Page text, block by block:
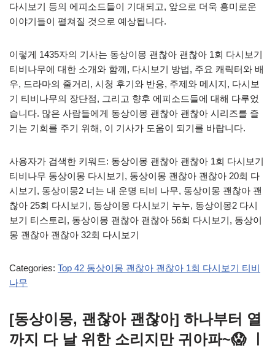
다시보기 등의 에피소드들이 기대되고, 앞으로 더욱 흥미로운
이야기들이 펼쳐질 것으로 예상됩니다.
이렇게 1435자의 기사는 동상이몽 괜찮아 괜찮아 1회 다시보기
티비나무에 대한 소개와 함께, 다시보기 방법, 주요 캐릭터와 배
우, 드라마의 줄거리, 시청 후기와 반응, 주제와 메시지, 다시보
기 티비나무의 장단점, 그리고 향후 에피소드들에 대해 다루었
습니다. 많은 사람들에게 동상이몽 괜찮아 괜찮아 시리즈를 즐
기는 기회를 주기 위해, 이 기사가 도움이 되기를 바랍니다.
사용자가 검색한 키워드: 동상이몽 괜찮아 괜찮아 1회 다시보기
티비나무 동상이몽 다시보기, 동상이몽 괜찮아 괜찮아 20회 다
시보기, 동상이몽2 너는 내 운명 티비 나무, 동상이몽 괜찮아 괜
찮아 25회 다시보기, 동상이몽 다시보기 누누, 동상이몽2 다시
보기 티스토리, 동상이몽 괜찮아 괜찮아 56회 다시보기, 동상이
몽 괜찮아 괜찮아 32회 다시보기
Categories: Top 42 동상이몽 괜찮아 괜찮아 1회 다시보기 티비
나무
[동상이몽, 괜찮아 괜찮아] 하나부터 열
까지 다 날 위한 소리지만 귀아파~😱 ㅣ